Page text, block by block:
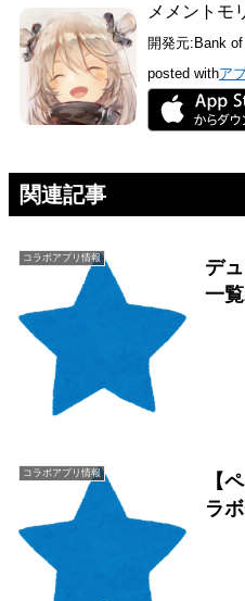
メメントモ
開発元: Bank
posted withア
関連記事
コラボアプリ情報
デ
一
コラボアプリ情報
【
ラ